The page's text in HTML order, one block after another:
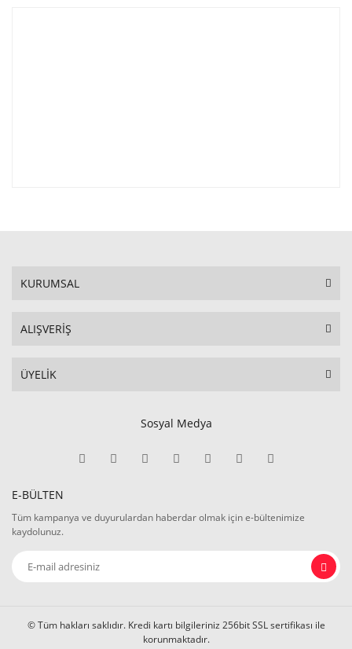
KURUMSAL
ALIŞVERİŞ
ÜYELİK
Sosyal Medya
E-BÜLTEN
Tüm kampanya ve duyurulardan haberdar olmak için e-bültenimize
kaydolunuz.
© Tüm hakları saklıdır. Kredi kartı bilgileriniz 256bit SSL sertifikası ile
korunmaktadır.